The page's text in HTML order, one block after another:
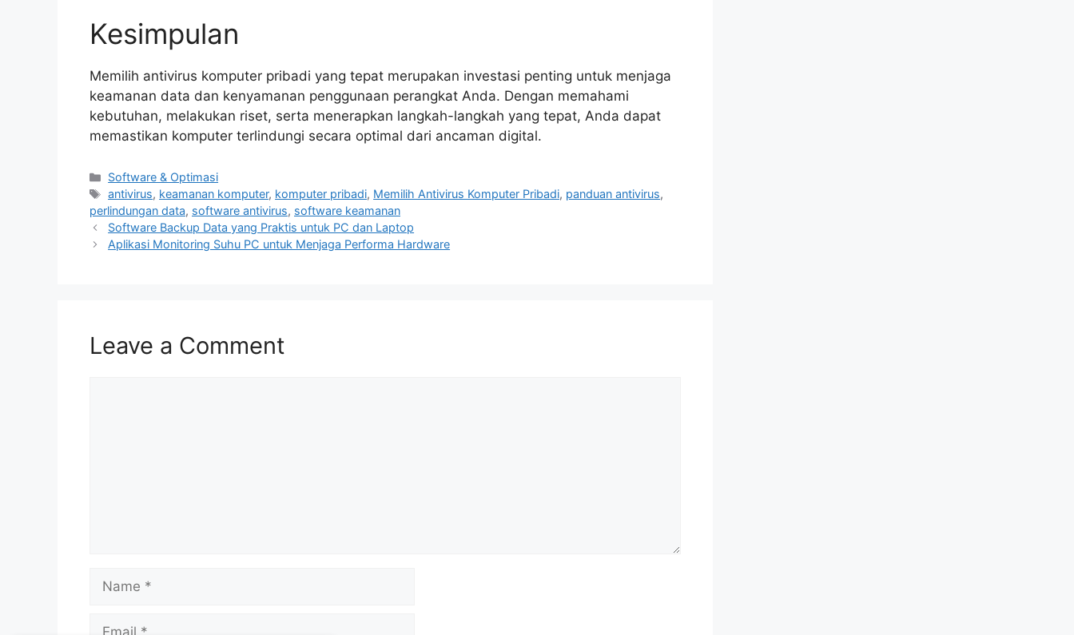
Kesimpulan
Memilih antivirus komputer pribadi yang tepat merupakan investasi penting untuk menjaga
keamanan data dan kenyamanan penggunaan perangkat Anda. Dengan memahami
kebutuhan, melakukan riset, serta menerapkan langkah-langkah yang tepat, Anda dapat
memastikan komputer terlindungi secara optimal dari ancaman digital.
Categories
Software & Optimasi
Tags
antivirus, keamanan komputer, komputer pribadi, Memilih Antivirus Komputer Pribadi, panduan antivirus,
perlindungan data, software antivirus, software keamanan
Software Backup Data yang Praktis untuk PC dan Laptop
Aplikasi Monitoring Suhu PC untuk Menjaga Performa Hardware
Leave a Comment
Name
Email